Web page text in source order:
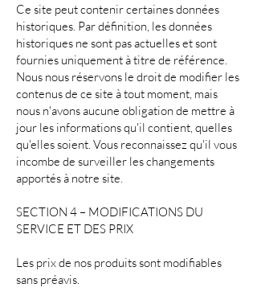
Ce site peut contenir certaines données
historiques. Par définition, les données
historiques ne sont pas actuelles et sont
fournies uniquement à titre de référence.
Nous nous réservons le droit de modifier les
contenus de ce site à tout moment, mais
nous n'avons aucune obligation de mettre à
jour les informations qu'il contient, quelles
qu'elles soient. Vous reconnaissez qu'il vous
incombe de surveiller les changements
apportés à notre site.
SECTION 4 – MODIFICATIONS DU
SERVICE ET DES PRIX
Les prix de nos produits sont modifiables
sans préavis.